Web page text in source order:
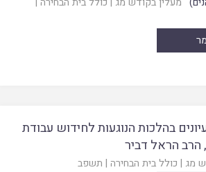
בהלכות הנוגעות לחידוש עבודת
הראל דביר
מג | כולל בית הבחירה | תשפב